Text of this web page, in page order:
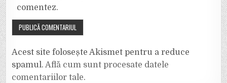
comentez.
Acest site folosește Akismet pentru a reduce
spamul.Află cum sunt procesate datele
comentariilor tale.